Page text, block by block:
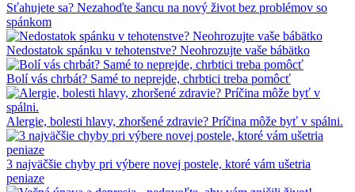
Sťahujete sa? Nezahoďte šancu na nový život bez problémov so
spánkom
Nedostatok spánku v tehotenstve? Neohrozujte vaše bábätko
Bolí vás chrbát? Samé to neprejde, chrbtici treba pomôcť
Alergie, bolesti hlavy, zhoršené zdravie? Príčina môže byť v spálni.
3 najväčšie chyby pri výbere novej postele, ktoré vám ušetria
peniaze